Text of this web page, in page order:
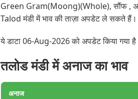
Green Gram(Moong)(Whole), सौंफ ,
Talod मंडी में भाव की ताज़ा अपडेट ले सकते
ये डाटा 06-Aug-2026 को अपडेट किया गया है
तलोड मंडी में अनाज का भाव
अनाज